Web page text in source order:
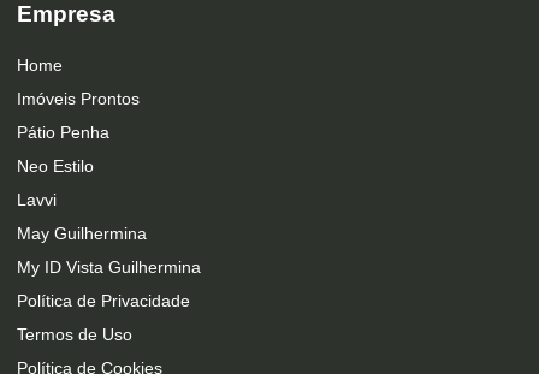
Empresa
Home
Imóveis Prontos
Pátio Penha
Neo Estilo
Lavvi
May Guilhermina
My ID Vista Guilhermina
Política de Privacidade
Termos de Uso
Política de Cookies